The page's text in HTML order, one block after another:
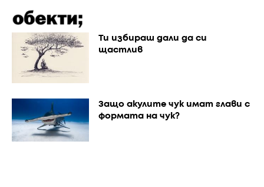
Ти избираш дали да си
щастлив
Защо акулите чук имат глави с
формата на чук?